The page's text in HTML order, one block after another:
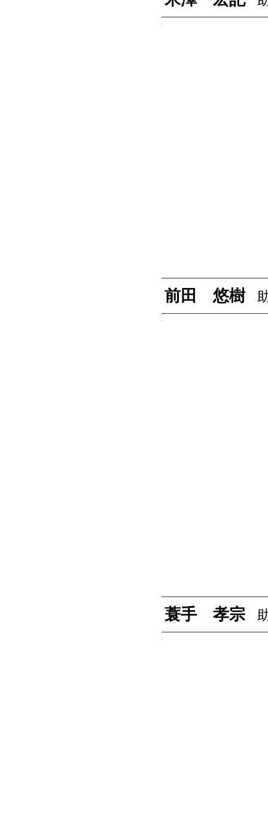
前田 悠樹
蓑手 孝宗